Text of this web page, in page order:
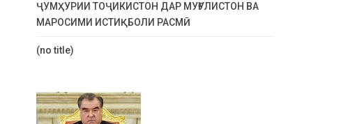
ҶУМҲУРИИ ТОҶИКИСТОН ДАР МУҒУЛИСТОН ВА
МАРОСИМИ ИСТИҚБОЛИ РАСМӢ
(no title)